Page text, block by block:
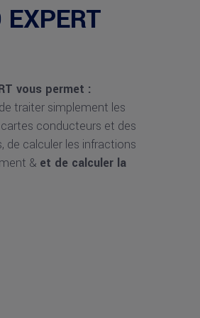
vous permet :
traiter simplement les
conducteurs et des
de calculer les infractions
& et de calculer la